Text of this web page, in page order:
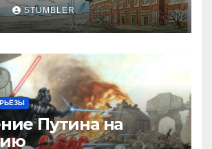
STUMBLER
Путина на